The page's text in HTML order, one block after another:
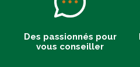
Des passionnés pour
vous conseiller